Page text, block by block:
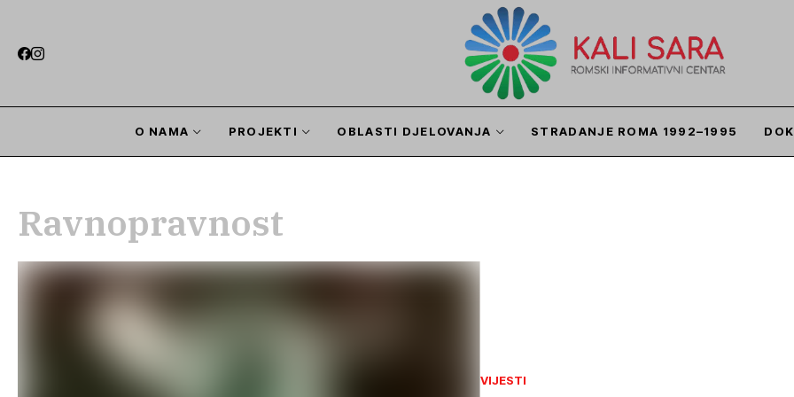
O NAMA PROJEKTI OBLASTI DJELOVANJA STRADANJE ROMA 1992–1995
Ravnopravnost
VIJESTI